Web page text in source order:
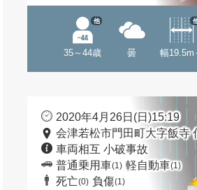
35～44歳
他
曇 幅19.5m
2020年4月26日(日)15:19
会津若松市門田町大字飯寺
車両相互 小破事故
普通乗用車(1) 軽自動車(1)
死亡(0) 負傷(1)